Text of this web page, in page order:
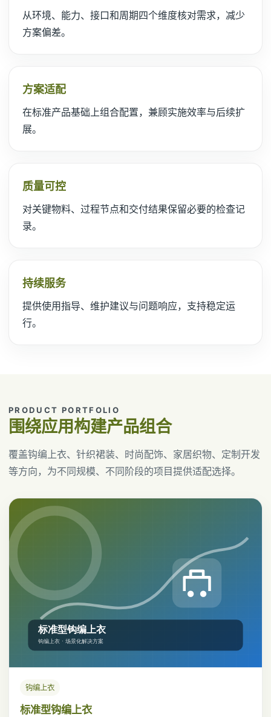
从环境、能力、接口和周期四个维度核对需求，减少
方案偏差。
方案适配
在标准产品基础上组合配置，兼顾实施效率与后续扩
展。
质量可控
对关键物料、过程节点和交付结果保留必要的检查记
录。
持续服务
提供使用指导、维护建议与问题响应，支持稳定运
行。
PRODUCT PORTFOLIO
围绕应用构建产品组合
覆盖钩编上衣、针织裙装、时尚配饰、家居织物、定制开发
等方向，为不同规模、不同阶段的项目提供适配选择。
钩编上衣
标准型钩编上衣